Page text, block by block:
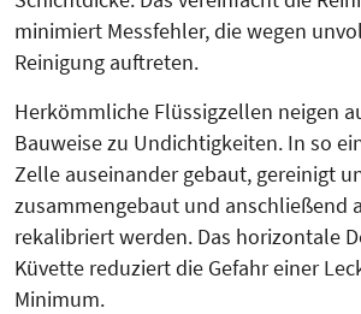
minimiert Messfehler, die wegen
Reinigung auftreten.
Herkömmliche Flüssigzellen neigen
Bauweise zu Undichtigkeiten. In so
Zelle auseinander gebaut, gereinigt
zusammengebaut und anschließend
rekalibriert werden. Das horizontale
Küvette reduziert die Gefahr einer
Minimum.